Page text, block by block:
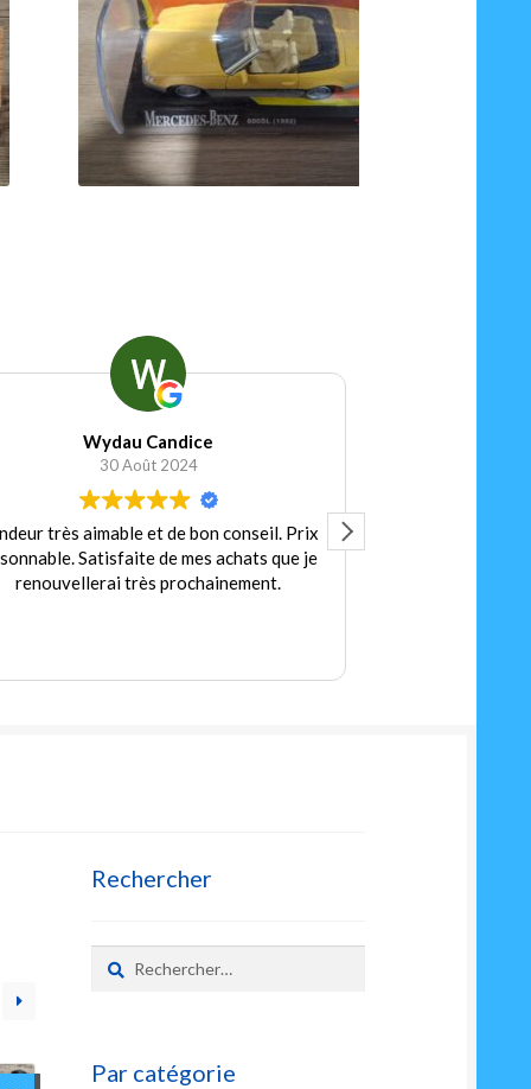
Ajouter au panier
de bon conseil. Prix
mes achats que je
Accueil très agréable
Des jeux et jouets en quantités
Rechercher
Rechercher :
Par catégorie